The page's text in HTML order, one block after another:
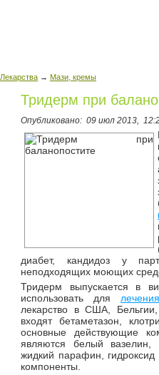
Лекарства → Мази, кремы
Тридерм при
Опубликовано: 09 июл 2013,
диабет, кандидоз у
неподходящих моющих
Тридерм выпускается в
использовать для
лекарство в США,
входят бетаметазон,
основные действующие
являются белый вазелин,
жидкий парафин,
компоненты.